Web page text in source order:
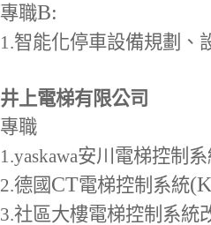
專職B:
1.智能化停車設備規劃、
井上電梯有限公司
專職
1.yaskawa安川電梯控制系
2.德國 CT電梯控制系統
3.社區大樓電梯控制系統